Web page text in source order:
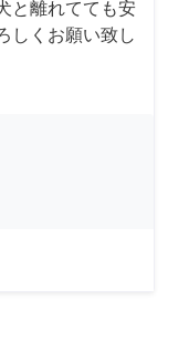
と離れてても安
しくお願い致し